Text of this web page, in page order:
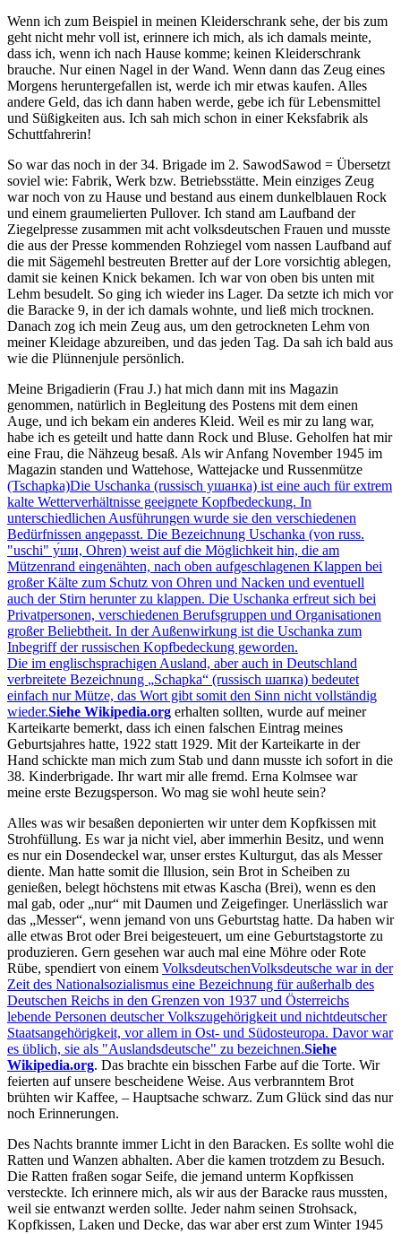
Wenn ich zum Beispiel in meinen Kleiderschrank sehe, der bis zum
geht nicht mehr voll ist, erinnere ich mich, als ich damals meinte,
dass ich, wenn ich nach Hause komme; keinen Kleiderschrank
brauche. Nur einen Nagel in der Wand. Wenn dann das Zeug eines
Morgens heruntergefallen ist, werde ich mir etwas kaufen. Alles
andere Geld, das ich dann haben werde, gebe ich für Lebensmittel
und Süßigkeiten aus. Ich sah mich schon in einer Keksfabrik als
Schuttfahrerin!
So war das noch in der 34. Brigade im 2. SawodSawod = Übersetzt
soviel wie: Fabrik, Werk bzw. Betriebsstätte. Mein einziges Zeug
war noch von zu Hause und bestand aus einem dunkelblauen Rock
und einem graumelierten Pullover. Ich stand am Laufband der
Ziegelpresse zusammen mit acht volksdeutschen Frauen und musste
die aus der Presse kommenden Rohziegel vom nassen Laufband auf
die mit Sägemehl bestreuten Bretter auf der Lore vorsichtig ablegen,
damit sie keinen Knick bekamen. Ich war von oben bis unten mit
Lehm besudelt. So ging ich wieder ins Lager. Da setzte ich mich vor
die Baracke 9, in der ich damals wohnte, und ließ mich trocknen.
Danach zog ich mein Zeug aus, um den getrockneten Lehm von
meiner Kleidage abzureiben, und das jeden Tag. Da sah ich bald aus
wie die Plünnenjule persönlich.
Meine Brigadierin (Frau J.) hat mich dann mit ins Magazin
genommen, natürlich in Begleitung des Postens mit dem einen
Auge, und ich bekam ein anderes Kleid. Weil es mir zu lang war,
habe ich es geteilt und hatte dann Rock und Bluse. Geholfen hat mir
eine Frau, die Nähzeug besaß. Als wir Anfang November 1945 im
Magazin standen und Wattehose, Wattejacke und Russenmütze
(Tschapka)Die Uschanka (russisch ушанка) ist eine auch für extrem
kalte Wetterverhältnisse geeignete Kopfbedeckung. In
unterschiedlichen Ausführungen wurde sie den verschiedenen
Bedürfnissen angepasst. Die Bezeichnung Uschanka (von russ.
"uschi" у́ши, Ohren) weist auf die Möglichkeit hin, die am
Mützenrand eingenähten, nach oben aufgeschlagenen Klappen bei
großer Kälte zum Schutz von Ohren und Nacken und eventuell
auch der Stirn herunter zu klappen. Die Uschanka erfreut sich bei
Privatpersonen, verschiedenen Berufsgruppen und Organisationen
großer Beliebtheit. In der Außenwirkung ist die Uschanka zum
Inbegriff der russischen Kopfbedeckung geworden.
Die im englischsprachigen Ausland, aber auch in Deutschland
verbreitete Bezeichnung
Schapka
(russisch шaпкa) bedeutet
einfach nur Mütze, das Wort gibt somit den Sinn nicht vollständig
wieder.Siehe Wikipedia.org erhalten sollten, wurde auf meiner
Karteikarte bemerkt, dass ich einen falschen Eintrag meines
Geburtsjahres hatte, 1922 statt 1929. Mit der Karteikarte in der
Hand schickte man mich zum Stab und dann musste ich sofort in die
38. Kinderbrigade. Ihr wart mir alle fremd. Erna Kolmsee war
meine erste Bezugsperson. Wo mag sie wohl heute sein?
Alles was wir besaßen deponierten wir unter dem Kopfkissen mit
Strohfüllung. Es war ja nicht viel, aber immerhin Besitz, und wenn
es nur ein Dosendeckel war, unser erstes Kulturgut, das als Messer
diente. Man hatte somit die Illusion, sein Brot in Scheiben zu
genießen, belegt höchstens mit etwas Kascha (Brei), wenn es den
mal gab, oder nur
mit Daumen und Zeigefinger. Unerlässlich war
das
Messer , wenn jemand von uns Geburtstag hatte. Da haben wir
alle etwas Brot oder Brei beigesteuert, um eine Geburtstagstorte zu
produzieren. Gern gesehen war auch mal eine Möhre oder Rote
Rübe, spendiert von einem VolksdeutschenVolksdeutsche war in der
Zeit des Nationalsozialismus eine Bezeichnung für außerhalb des
Deutschen Reichs in den Grenzen von 1937 und Österreichs
lebende Personen deutscher Volkszugehörigkeit und nichtdeutscher
Staatsangehörigkeit, vor allem in Ost- und Südosteuropa. Davor war
es üblich, sie als "Auslandsdeutsche" zu bezeichnen.Siehe
Wikipedia.org. Das brachte ein bisschen Farbe auf die Torte. Wir
feierten auf unsere bescheidene Weise. Aus verbranntem Brot
brühten wir Kaffee, ‒ Hauptsache schwarz. Zum Glück sind das nur
noch Erinnerungen.
Des Nachts brannte immer Licht in den Baracken. Es sollte wohl die
Ratten und Wanzen abhalten. Aber die kamen trotzdem zu Besuch.
Die Ratten fraßen sogar Seife, die jemand unterm Kopfkissen
versteckte. Ich erinnere mich, als wir aus der Baracke raus mussten,
weil sie entwanzt werden sollte. Jeder nahm seinen Strohsack,
Kopfkissen, Laken und Decke, das war aber erst zum Winter 1945